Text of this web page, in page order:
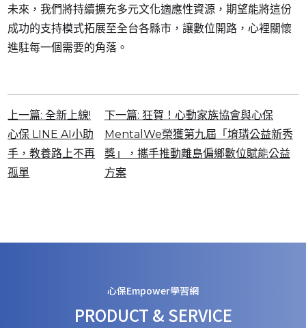
未來，我們將持續擴充多元文化適應性資源，期望能將這份
成功的支持模式拓展至全台各縣市，讓數位開路，心裡關懷
進駐每一個需要的角落。
上一篇: 全新上線!
心保 LINE AI小助
手，教養路上不再
孤單
下一篇: 狂賀！心動家族協會與心保
MentalWe榮獲第九屆「堉璘公益新秀
獎」，攜手推動離島偏鄉數位賦能公益
方案
心保Empower學習網
PRODUCT & SERVICE